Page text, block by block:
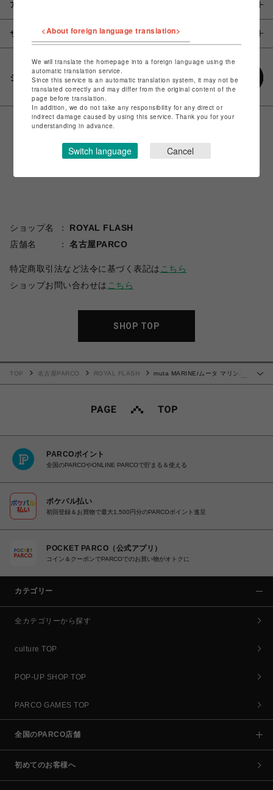
アイテム説明 / 素材
サイズ
シェアする
ショップ名
ROYAL FLASH
店舗名
名古屋PARCO
特定商取引法など法令に基づく表記は こちら
ショップお問い合わせは こちら
SHOP TOP
…
TOP 名古屋PARCO ROYAL FLASH
muta MARINE/ムータ マリン/ラ
PARCOポイント
全国のPARCOやONLINE PARCOで貯まる＆使える
ポケパル払い
初回登録＆お買物で最大1,500円分のPARCOポイント進呈
POCKET PARCO（公式アプリ）
コイン＆クーポンでPARCOでのお買い物がオトクに
カテゴリー
全カテゴリーから探す
culture TOP
POP-UP SHOP TOP
PARCO GAMES TOP
全国のPARCO店舗
初めてのお客様へ
<About foreign language translation>
We will translate the homepage into a foreign language using the
automatic translation service.
Since this service is an automatic translation system, it may not be
translated correctly and may differ from the original content of the
page before translation.
In addition, we do not take any responsibility for any direct or
indirect damage caused by using this service. Thank you for your
understanding in advance.
Switch language Cancel